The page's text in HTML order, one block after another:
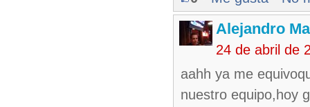
Alejandro
24 de abril de
aahh ya me
nuestro equipo,hoy